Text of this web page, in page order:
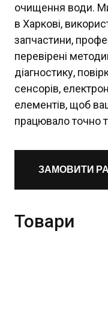
очищення води.
в Харкові,
запчастини,
перевірені
діагностику,
сенсорів,
елементів, щоб
працювало точно
ЗАМОВИТИ
Товари